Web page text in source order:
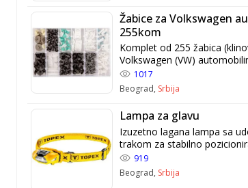
Žabice za Volkswagen
255kom
Komplet od 255 žabica
Volkswagen (VW) automobilima.
praktičan plastični organizator.
1017
Beograd, Srbija
Lampa za glavu
Izuzetno lagana lampa sa
trakom za stabilno
kacigi. Lampa je opremljena sa 1 belom LED i 2
crvene LED. Ima 4 svetlosne funkcije – bela 100% /
50%, crvena 100% i crvena
919
Beograd, Srbija